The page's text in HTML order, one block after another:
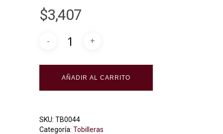
$3,407
AÑADIR AL CARRITO
SKU: TB0044
Categoría: Tobilleras